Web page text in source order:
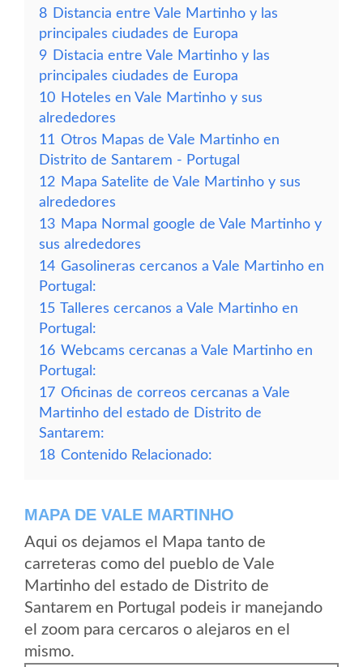
8 Distancia entre Vale Martinho y las
principales ciudades de Europa
9 Distacia entre Vale Martinho y las
principales ciudades de Europa
10 Hoteles en Vale Martinho y sus
alrededores
11 Otros Mapas de Vale Martinho en
Distrito de Santarem - Portugal
12 Mapa Satelite de Vale Martinho y sus
alrededores
13 Mapa Normal google de Vale Martinho y
sus alrededores
14 Gasolineras cercanos a Vale Martinho en
Portugal:
15 Talleres cercanos a Vale Martinho en
Portugal:
16 Webcams cercanas a Vale Martinho en
Portugal:
17 Oficinas de correos cercanas a Vale
Martinho del estado de Distrito de
Santarem:
18 Contenido Relacionado:
MAPA DE VALE MARTINHO
Aqui os dejamos el Mapa tanto de
carreteras como del pueblo de Vale
Martinho del estado de Distrito de
Santarem en Portugal podeis ir manejando
el zoom para cercaros o alejaros en el
mismo.